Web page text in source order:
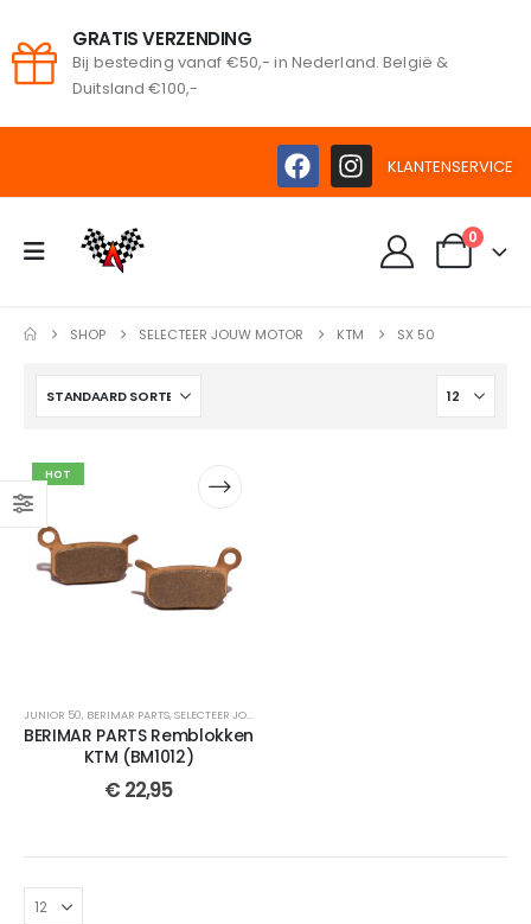
GRATIS VERZENDING
Bij besteding vanaf €50,- in Nederland. België &
Duitsland €100,-
KLANTENSERVICE
0
SHOP SELECTEER JOUW MOTOR KTM SX 50
HOT
JUNIOR 50, BERIMAR PARTS,SELECTEER JOUW MOTOR
BERIMAR PARTS Remblokken
KTM (BM1012)
€ 22,95